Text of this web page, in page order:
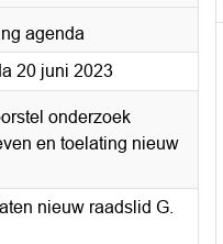
agenda
20 juni 2023
onderzoek
en toelating nieuw
nieuw raadslid G.